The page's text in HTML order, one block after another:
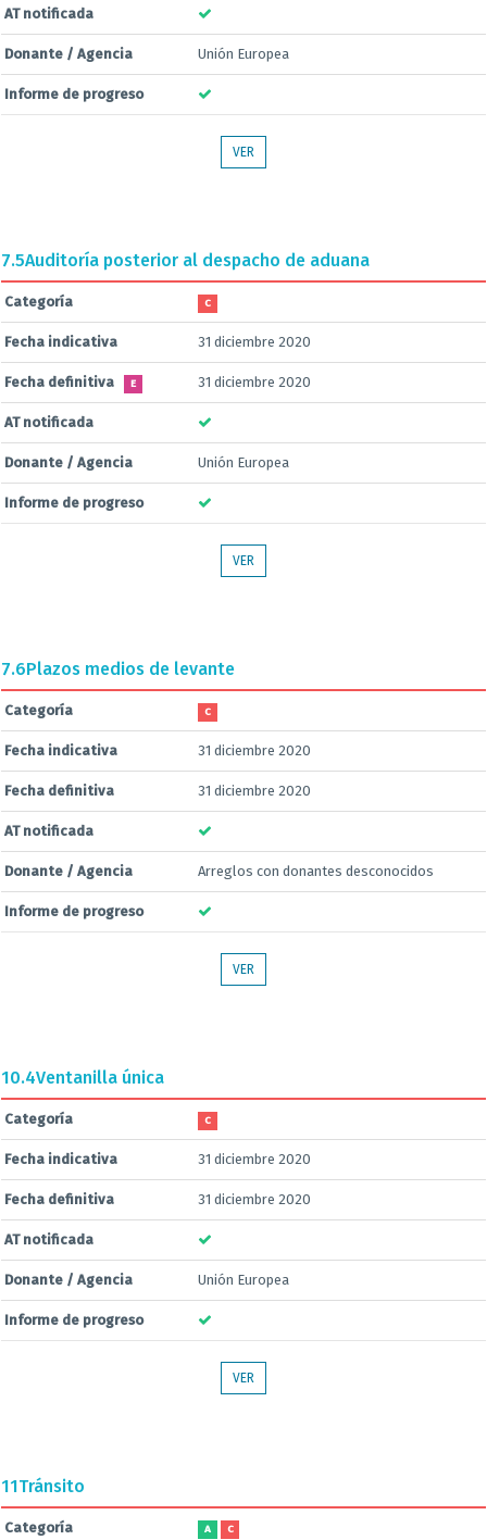
AT notificada
Donante / Agencia Unión Europea
Informe de progreso
VER
7.5Auditoría posterior al despacho de aduana
Categoría C
Fecha indicativa 31 diciembre 2020
Fecha definitiva E 31 diciembre 2020
AT notificada
Donante / Agencia Unión Europea
Informe de progreso
VER
7.6Plazos medios de levante
Categoría C
Fecha indicativa 31 diciembre 2020
Fecha definitiva 31 diciembre 2020
AT notificada
Donante / Agencia Arreglos con donantes desconocidos
Informe de progreso
VER
10.4Ventanilla única
Categoría C
Fecha indicativa 31 diciembre 2020
Fecha definitiva 31 diciembre 2020
AT notificada
Donante / Agencia Unión Europea
Informe de progreso
VER
11Tránsito
Categoría A C